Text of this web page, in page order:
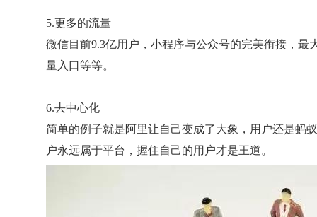
5.更多的流量
微信目前9.3亿用户，小程序与公众号的完美衔接，
量入口等等。
6.去中心化
简单的例子就是阿里让自己变成了大象，用户还是蚂
户永远属于平台，握住自己的用户才是王道。